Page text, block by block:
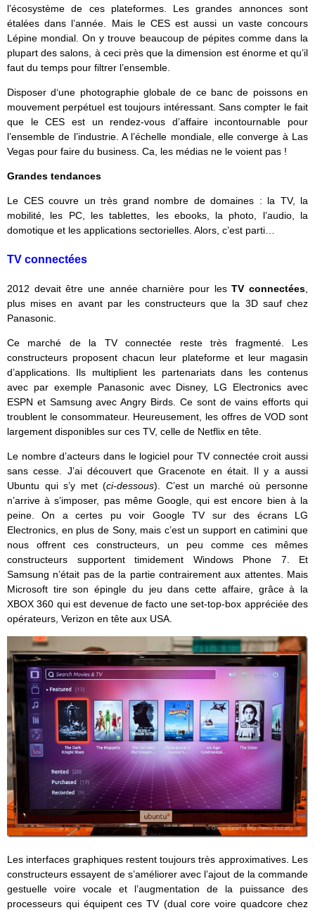
l’écosystème de ces plateformes. Les grandes annonces sont
étalées dans l’année. Mais le CES est aussi un vaste concours
Lépine mondial. On y trouve beaucoup de pépites comme dans la
plupart des salons, à ceci près que la dimension est énorme et qu’il
faut du temps pour filtrer l’ensemble.
Disposer d‘une photographie globale de ce banc de poissons en
mouvement perpétuel est toujours intéressant. Sans compter le fait
que le CES est un rendez-vous d’affaire incontournable pour
l’ensemble de l’industrie. A l’échelle mondiale, elle converge à Las
Vegas pour faire du business. Ca, les médias ne le voient pas !
Grandes tendances
Le CES couvre un très grand nombre de domaines : la TV, la
mobilité, les PC, les tablettes, les ebooks, la photo, l’audio, la
domotique et les applications sectorielles. Alors, c’est parti…
TV connectées
2012 devait être une année charnière pour lesTV connectées
plus mises en avant par les constructeurs que la 3D sauf chez
Panasonic.
Ce marché de la TV connectée reste très fragmenté. Les
constructeurs proposent chacun leur plateforme et leur magasin
d’applications. Ils multiplient les partenariats dans les contenus
avec par exemple Panasonic avec Disney, LG Electronics avec
ESPN et Samsung avec Angry Birds. Ce sont de vains efforts qui
troublent le consommateur. Heureusement, les offres de VOD sont
largement disponibles sur ces TV, celle de Netflix en tête.
Le nombre d’acteurs dans le logiciel pour TV connectée croit aussi
sans cesse. J’ai découvert que Gracenote en était. Il y a aussi
Ubuntu qui s’y met (ci-dessous). C’est un marché où personne
n’arrive à s’imposer, pas même Google, qui est encore bien à la
peine. On a certes pu voir Google TV sur des écrans LG
Electronics, en plus de Sony, mais c’est un support en catimini que
nous offrent ces constructeurs, un peu comme ces mêmes
constructeurs supportent timidement Windows Phone 7. Et
Samsung n’était pas de la partie contrairement aux attentes. Mais
Microsoft tire son épingle du jeu dans cette affaire, grâce à la
XBOX 360 qui est devenue de facto une set-top-box appréciée des
opérateurs, Verizon en tête aux USA.
Les interfaces graphiques restent toujours très approximatives. Les
constructeurs essayent de s’améliorer avec l’ajout de la commande
gestuelle voire vocale et l’augmentation de la puissance des
processeurs qui équipent ces TV (dual core voire quadcore chez